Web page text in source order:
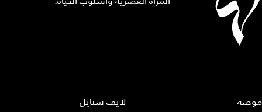
موضة
لايف ستايل